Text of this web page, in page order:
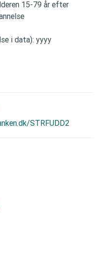
15-79 år efter
i data): yyyy
STRFUDD2